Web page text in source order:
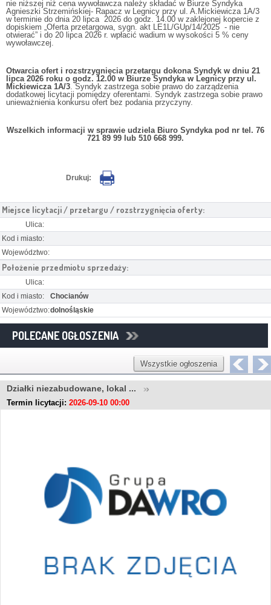
nie niższej niż cena wywoławcza należy składać w Biurze Syndyka
Agnieszki Strzemińskiej- Rapacz w Legnicy przy ul. A.Mickiewicza 1A/3
w terminie do dnia 20 lipca 2026 do godz. 14.00 w zaklejonej kopercie z
dopiskiem „Oferta przetargowa, sygn. akt LE1L/GUp/14/2025 - nie
otwierać” i do 20 lipca 2026 r. wpłacić wadium w wysokości 5 % ceny
wywoławczej.
Otwarcia ofert i rozstrzygnięcia przetargu dokona Syndyk w dniu 21
lipca 2026 roku o godz. 12.00 w Biurze Syndyka w Legnicy przy ul.
Mickiewicza 1A/3 . Syndyk zastrzega sobie prawo do zarządzenia
dodatkowej licytacji pomiędzy oferentami. Syndyk zastrzega sobie prawo
unieważnienia konkursu ofert bez podania przyczyny.
Wszelkich informacji w sprawie udziela Biuro Syndyka pod nr tel. 76
721 89 99 lub 510 668 999.
Drukuj:
Miejsce licytacji / przetargu / rozstrzygnięcia oferty:
Ulica:
Kod i miasto:
Województwo:
Położenie przedmiotu sprzedaży:
Ulica:
Kod i miasto:
Chocianów
Województwo:dolnośląskie
POLECANE OGŁOSZENIA
Wszystkie ogłoszenia
Działki niezabudowane, lokal ...
Termin licytacji: 2026-09-10 00:00